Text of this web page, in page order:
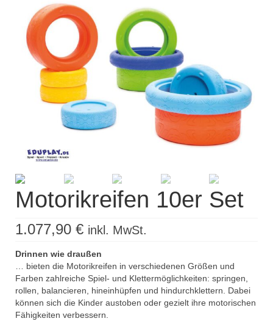
Versandarten
Kisus Katalog anfordern
Newsletter
Kontakt
Log In / Mein Konto
Products
Motorikreifen 10er Set
1.077,90 € inkl. MwSt.
Drinnen wie draußen
… bieten die Motorikreifen in verschiedenen Größen und
Farben zahlreiche Spiel- und Klettermöglichkeiten: springen,
rollen, balancieren, hineinhüpfen und hindurchklettern. Dabei
können sich die Kinder austoben oder gezielt ihre motorischen
Fähigkeiten verbessern.